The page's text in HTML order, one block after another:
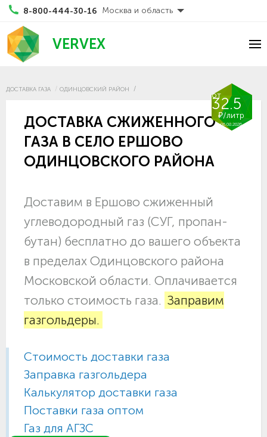
8-800-444-30-16 Москва и область
VERVEX
ДОСТАВКА ГАЗА ОДИНЦОВСКИЙ РАЙОН
от
32.5
₽/литр
06.08.2026
ДОСТАВКА СЖИЖЕННОГО
ГАЗА В СЕЛО ЕРШОВО
ОДИНЦОВСКОГО РАЙОНА
Доставим в Ершово сжиженный
углеводородный газ (СУГ, пропан-
бутан) бесплатно до вашего объекта
в пределах Одинцовского района
Московской области. Оплачивается
только стоимость газа. Заправим
газгольдеры.
Стоимость доставки газа
Заправка газгольдера
Калькулятор доставки газа
Поставки газа оптом
Газ для АГЗС